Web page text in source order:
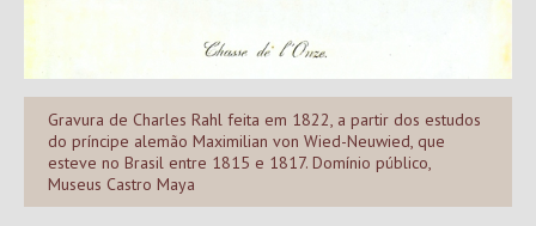
Gravura de Charles Rahl feita em 1822, a partir dos estudos
do príncipe alemão Maximilian von Wied-Neuwied, que
esteve no Brasil entre 1815 e 1817. Domínio público,
Museus Castro Maya